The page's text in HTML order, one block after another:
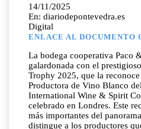
14/11/2025
En: diariodepontevedra.es
Digital
ENLACE AL DOCUMENTO
La bodega cooperativa Paco
galardonada con el
Trophy 2025, que la
Productora de Vino Blanco
International Wine & Spirit
celebrado en Londres. Este
más importantes del
distingue a los productores